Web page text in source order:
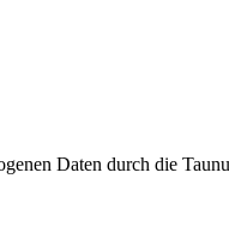
Daten durch die